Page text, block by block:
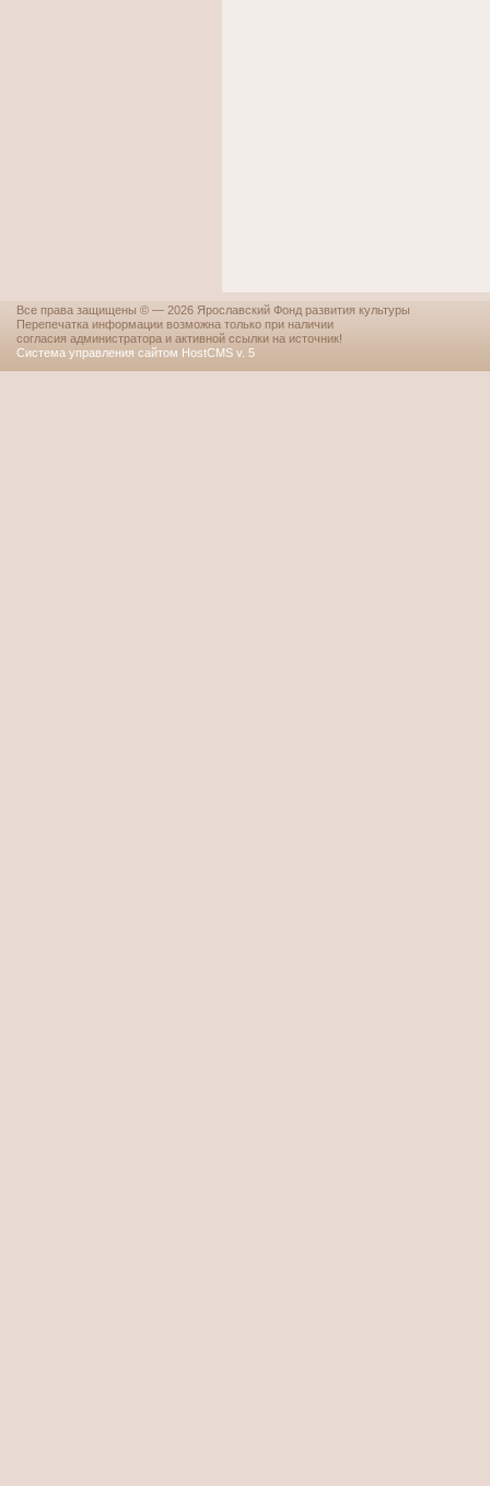
Все права защищены © — 2026 Ярославский Фонд развития культуры
Перепечатка информации возможна только при наличии
согласия администратора и активной ссылки на источник!
Система управления сайтом HostCMS v. 5